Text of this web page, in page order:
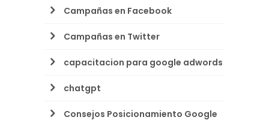
Campañas en Facebook
Campañas en Twitter
capacitacion para google adwords
chatgpt
Consejos Posicionamiento Google